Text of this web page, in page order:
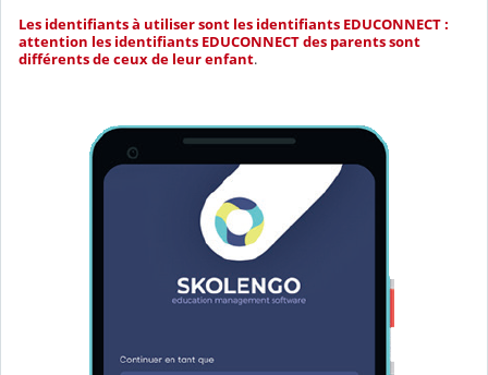
Les identifiants à utiliser sont les identifiants EDUCONNECT :
attention les identifiants EDUCONNECT des parents sont
différents de ceux de leur enfant.